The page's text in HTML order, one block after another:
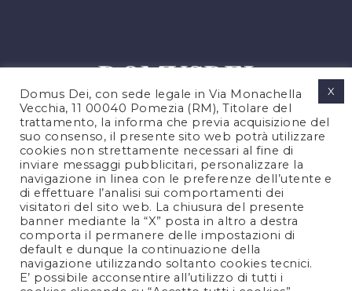
PRIVACY POLICY
COOKIES POLICY
LEGAL NOTES
CONTACTS
FOLLOW US
Domus Dei, con sede legale in Via Monachella
Vecchia, 11 00040 Pomezia (RM), Titolare del
trattamento, la informa che previa acquisizione del
suo consenso, il presente sito web potrà utilizzare
cookies non strettamente necessari al fine di
inviare messaggi pubblicitari, personalizzare la
navigazione in linea con le preferenze dell’utente e
di effettuare l’analisi sui comportamenti dei
visitatori del sito web. La chiusura del presente
banner mediante la “X” posta in altro a destra
comporta il permanere delle impostazioni di
default e dunque la continuazione della
navigazione utilizzando soltanto cookies tecnici.
E’ possibile acconsentire all’utilizzo di tutti i
X